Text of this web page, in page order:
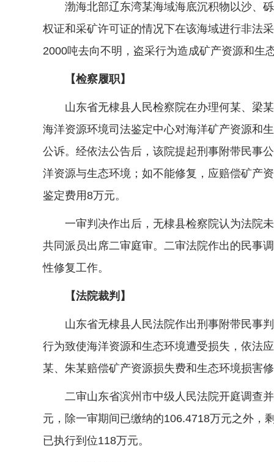
渤海北部辽东湾某海域海底沉积物以沙、砾
权证和采矿许可证的情况下在该海域进行非法
2000吨去向不明，盗采行为造成矿产资源和生
【检察履职】
山东省无棣县人民检察院在办理何某、梁某
海洋资源环境司法鉴定中心对海洋矿产资源和
公诉。经依法公告后，该院提起刑事附带民事
洋资源与生态环境；如不能修复，应赔偿矿产
鉴定费用8万元。
一审判决作出后，无棣县检察院认为法院未
共同派员出席二审庭审。二审法院作出的民事
性修复工作。
【法院裁判】
山东省无棣县人民法院作出刑事附带民事判
行为致使海洋资源和生态环境遭受损失，依法
某、朱某赔偿矿产资源损失费和生态环境损害
二审山东省滨州市中级人民法院开庭调查并
元，除一审期间已缴纳的106.4718万元之外，
已执行到位118万元。